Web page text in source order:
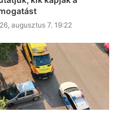
augusztus 7. 19:22